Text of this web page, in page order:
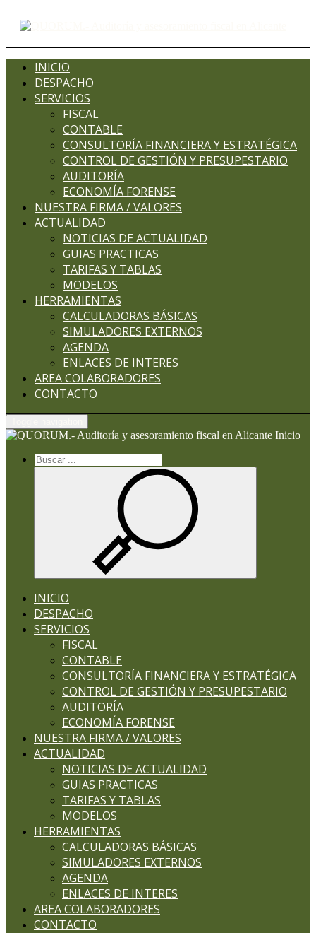
INICIO
DESPACHO
SERVICIOS
FISCAL
CONTABLE
CONSULTORÍA FINANCIERA Y ESTRATÉGICA
CONTROL DE GESTIÓN Y PRESUPESTARIO
AUDITORÍA
ECONOMÍA FORENSE
NUESTRA FIRMA / VALORES
ACTUALIDAD
NOTICIAS DE ACTUALIDAD
GUIAS PRACTICAS
TARIFAS Y TABLAS
MODELOS
HERRAMIENTAS
CALCULADORAS BÁSICAS
SIMULADORES EXTERNOS
AGENDA
ENLACES DE INTERES
AREA COLABORADORES
CONTACTO
Inicio
INICIO
DESPACHO
SERVICIOS
FISCAL
CONTABLE
CONSULTORÍA FINANCIERA Y ESTRATÉGICA
CONTROL DE GESTIÓN Y PRESUPESTARIO
AUDITORÍA
ECONOMÍA FORENSE
NUESTRA FIRMA / VALORES
ACTUALIDAD
NOTICIAS DE ACTUALIDAD
GUIAS PRACTICAS
TARIFAS Y TABLAS
MODELOS
HERRAMIENTAS
CALCULADORAS BÁSICAS
SIMULADORES EXTERNOS
AGENDA
ENLACES DE INTERES
AREA COLABORADORES
CONTACTO